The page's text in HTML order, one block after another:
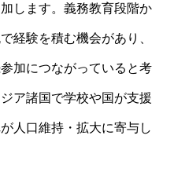
します。義務教育段階か
経験を積む機会があり、
加につながっていると考
ア諸国で学校や国が支援
人口維持・拡大に寄与し